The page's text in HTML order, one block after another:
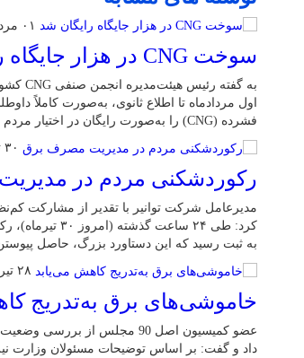
۰۱ مرداد ۱۴۰۵
سوخت CNG در هزار جایگاه رایگان شد
اول مردادماه تا اطلاع ثانوی، به‌صورت کاملاً
فشرده (CNG) را به‌صورت رایگان در اختیار مردم قرار می‌دهند
۳۰ تیر ۱۴۰۵
رکوردشکنی مردم در
مدیرعامل شرکت توانیر با تقدیر از مشارکت
به ثبت رسید که این دستاورد بزرگ، حاصل
۲۸ تیر ۱۴۰۵
خاموشی‌های برق به‌تدریج
عضو کمیسیون اصل 90 مجلس از
داد و گفت: بر اساس توضیحات مسئولان وزارت